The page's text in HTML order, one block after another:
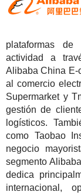
plataformas
actividad a
Alibaba China E-
al comercio
Supermarket y
gestión de
logísticos.
como Taobao
negocio
segmento
dedica
internacional,